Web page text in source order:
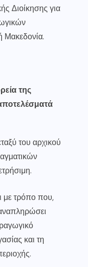
Διοίκησης για
Μακεδονία.
της
του αρχικού
με τρόπο που,
και τη